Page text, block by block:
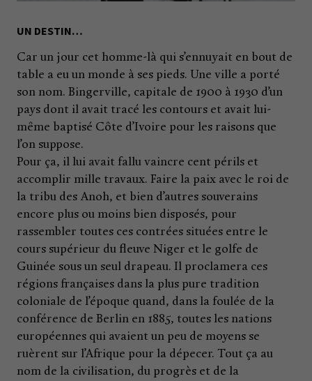
UN DESTIN…
Car un jour cet homme-là qui s’ennuyait en bout de
table a eu un monde à ses pieds. Une ville a porté
son nom. Bingerville, capitale de 1900 à 1930 d’un
pays dont il avait tracé les contours et avait lui-
même baptisé Côte d’Ivoire pour les raisons que
l’on suppose.
Pour ça, il lui avait fallu vaincre cent périls et
accomplir mille travaux. Faire la paix avec le roi de
la tribu des Anoh, et bien d’autres souverains
encore plus ou moins bien disposés, pour
rassembler toutes ces contrées situées entre le
cours supérieur du fleuve Niger et le golfe de
Guinée sous un seul drapeau. Il proclamera ces
régions françaises dans la plus pure tradition
coloniale de l’époque quand, dans la foulée de la
conférence de Berlin en 1885, toutes les nations
européennes qui avaient un peu de moyens se
ruèrent sur l’Afrique pour la dépecer. Tout ça au
nom de la civilisation, du progrès et de la